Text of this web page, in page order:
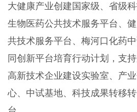
大健康产业创建国家级、省级
生物医药公共技术服务平台、
共技术服务平台、梅河口化药
同创新平台培育行动计划，支
高新技术企业建设实验室、产
心、中试基地、科技成果转移